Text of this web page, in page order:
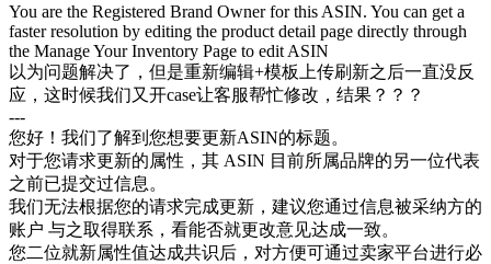
You are the Registered Brand Owner for this ASIN. You can get a
faster resolution by editing the product detail page directly through
the Manage Your Inventory Page to edit ASIN
以为问题解决了，但是重新编辑+模板上传刷新之后一直没反
应，这时候我们又开case让客服帮忙修改，结果？？？
---
您好！我们了解到您想要更新ASIN的标题。
对于您请求更新的属性，其 ASIN 目前所属品牌的另一位代表
之前已提交过信息。
我们无法根据您的请求完成更新，建议您通过信息被采纳方的
账户 与之取得联系，看能否就更改意见达成一致。
您二位就新属性值达成共识后，对方便可通过卖家平台进行必